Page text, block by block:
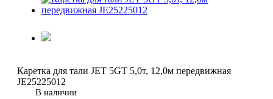
Каретка для тали JET 5GT 5,0т, 12,0м передвижная
JE25225012
В наличии